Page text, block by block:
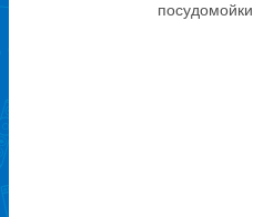
посудомойки